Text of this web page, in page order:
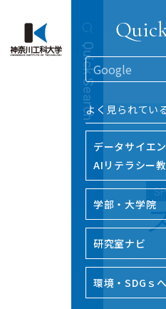
Quick Search
よく見られてい
データサイエ
AIリテラシー
学部・大学院
研究室ナビ
環境・SDGｓ